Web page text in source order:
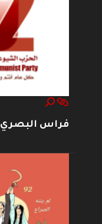
فراس البصري